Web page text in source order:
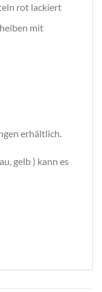
rot lackiert
mit
erhältlich.
gelb ) kann es